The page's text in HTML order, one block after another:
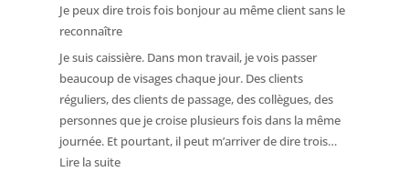
l’ai
pourtant
pas
reconnu.
trouvé
inconnu
très
séduisant.
C’était
mon
Je peux dire trois fois bonjour au même client sans le
reconnaître
Je suis caissière. Dans mon travail, je vois passer
beaucoup de visages chaque jour. Des clients
réguliers, des clients de passage, des collègues, des
personnes que je croise plusieurs fois dans la même
journée. Et pourtant, il peut m’arriver de dire trois…
Lire la suite: